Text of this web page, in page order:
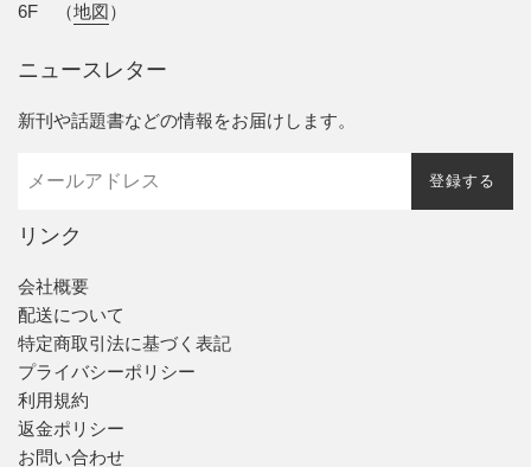
6F （地図）
ニュースレター
新刊や話題書などの情報をお届けします。
登録する
リンク
会社概要
配送について
特定商取引法に基づく表記
プライバシーポリシー
利用規約
返金ポリシー
お問い合わせ